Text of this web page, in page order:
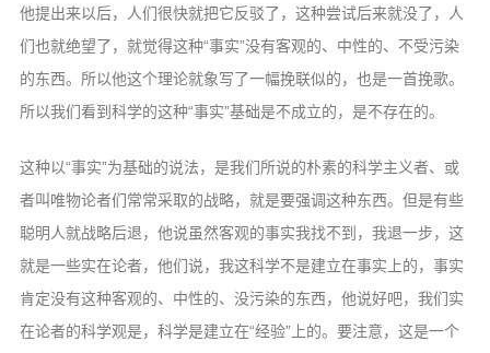
他提出来以后，人们很快就把它反驳了，这种尝试后来就没了，人
们也就绝望了，就觉得这种“事实”没有客观的、中性的、不受污染
的东西。所以他这个理论就象写了一幅挽联似的，也是一首挽歌。
所以我们看到科学的这种“事实”基础是不成立的，是不存在的。
这种以“事实”为基础的说法，是我们所说的朴素的科学主义者、或
者叫唯物论者们常常采取的战略，就是要强调这种东西。但是有些
聪明人就战略后退，他说虽然客观的事实我找不到，我退一步，这
就是一些实在论者，他们说，我这科学不是建立在事实上的，事实
肯定没有这种客观的、中性的、没污染的东西，他说好吧，我们实
在论者的科学观是，科学是建立在“经验”上的。要注意，这是一个